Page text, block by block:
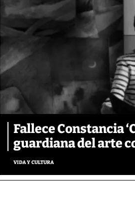
Fallece Constancia
guardiana del arte
VIDA Y CULTURA